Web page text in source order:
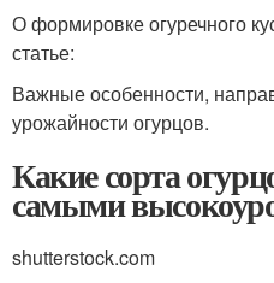
О формировке огуречного
статье:
Важные особенности,
урожайности огурцов.
Какие сорта
самыми
shutterstock.com